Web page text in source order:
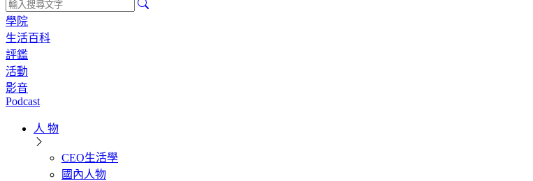
學院
生活百科
評鑑
活動
影音
Podcast
人 物
CEO生活學
國內人物